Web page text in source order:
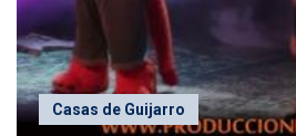
Casas de Guijarro